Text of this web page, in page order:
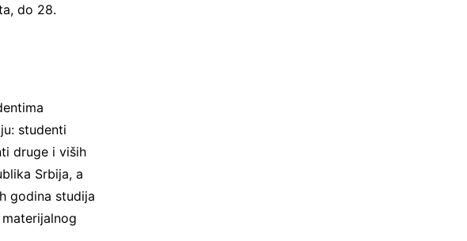
do 28.
studenti
druge i viših
Srbija, a
godina studija